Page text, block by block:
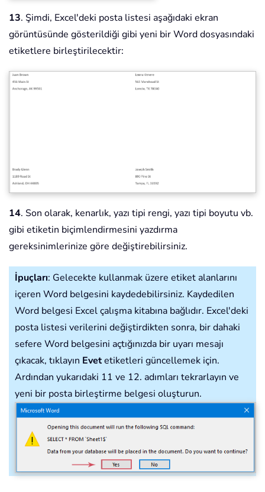
13. Şimdi, Excel'deki posta listesi aşağıdaki ekran
görüntüsünde gösterildiği gibi yeni bir Word dosyasındaki
etiketlere birleştirilecektir:
14. Son olarak, kenarlık, yazı tipi rengi, yazı tipi boyutu vb.
gibi etiketin biçimlendirmesini yazdırma
gereksinimlerinize göre değiştirebilirsiniz.
İpuçları: Gelecekte kullanmak üzere etiket alanlarını
içeren Word belgesini kaydedebilirsiniz. Kaydedilen
Word belgesi Excel çalışma kitabına bağlıdır. Excel'deki
posta listesi verilerini değiştirdikten sonra, bir dahaki
sefere Word belgesini açtığınızda bir uyarı mesajı
çıkacak, tıklayın Evetetiketleri güncellemek için.
Ardından yukarıdaki 11 ve 12. adımları tekrarlayın ve
yeni bir posta birleştirme belgesi oluşturun.